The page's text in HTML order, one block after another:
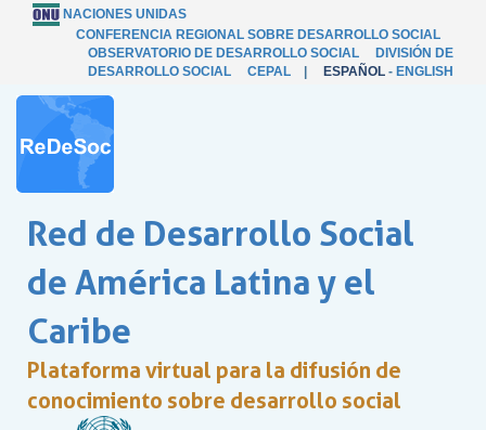
NACIONES UNIDAS
CONFERENCIA REGIONAL SOBRE DESARROLLO SOCIAL
OBSERVATORIO DE DESARROLLO SOCIAL
DIVISIÓN DE
DESARROLLO SOCIAL
CEPAL ESPAÑOL - ENGLISH
Red de Desarrollo Social
de América Latina y el
Caribe
Plataforma virtual para la difusión de
conocimiento sobre desarrollo social